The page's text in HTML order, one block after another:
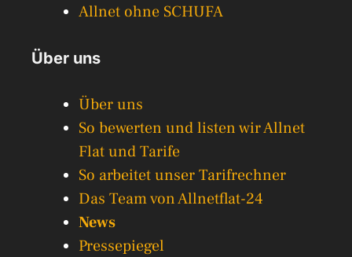
Allnet ohne SCHUFA
Über uns
Über uns
So bewerten und listen wir Allnet
Flat und Tarife
So arbeitet unser Tarifrechner
Das Team von Allnetflat-24
News
Pressepiegel